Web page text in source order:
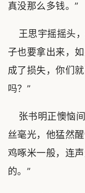
真没那么多钱。”
王思宇摇摇头，
子也要拿出来，
成了损失，你们
吗？”
张书明正懊恼
丝毫光，他猛然
鸡啄米一般，连
的。”